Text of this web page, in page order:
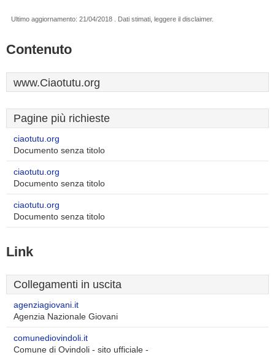
Ultimo aggiornamento: 21/04/2018 . Dati stimati, leggere il disclaimer.
Contenuto
www.Ciaotutu.org
Pagine più richieste
ciaotutu.org
Documento senza titolo
ciaotutu.org
Documento senza titolo
ciaotutu.org
Documento senza titolo
Link
Collegamenti in uscita
agenziagiovani.it
Agenzia Nazionale Giovani
comunediovindoli.it
Comune di Ovindoli - sito ufficiale -